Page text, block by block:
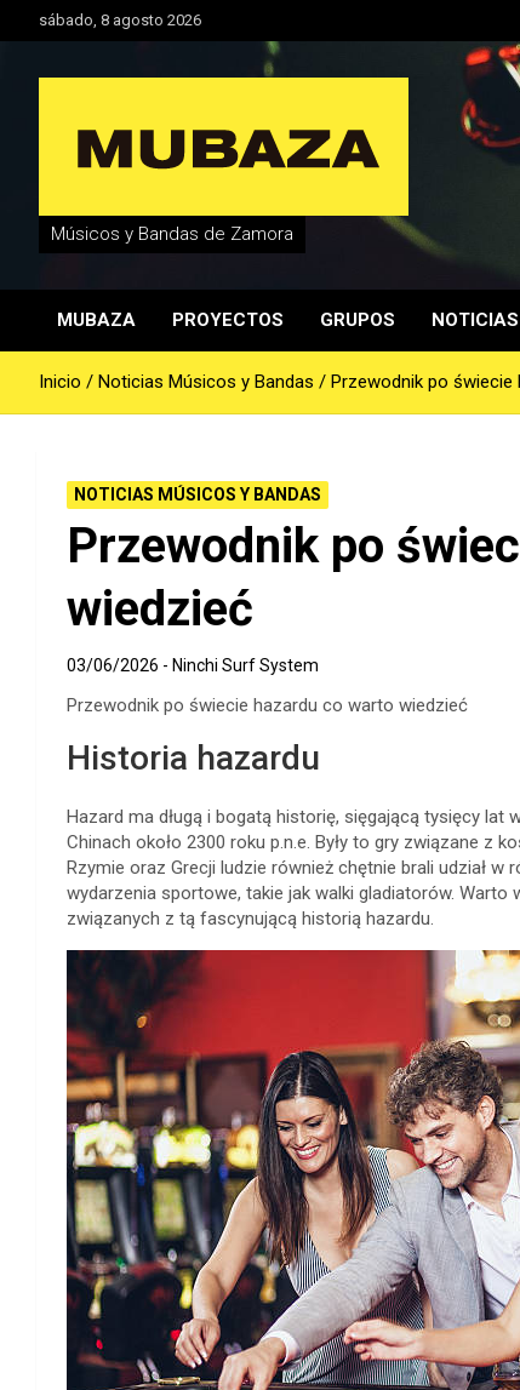
al
sábado, 8 agosto 2026
Músicos y Bandas de Zamora
MUBAZA PROYECTOS GRUPOS
Inicio Noticias Músicos y Bandas Przewodnik po
NOTICIAS MÚSICOS Y BANDAS
Przewodnik po
wiedzieć
03/06/2026 Ninchi Surf System
Przewodnik po świecie hazardu co warto wiedzieć
Historia hazardu
Hazard ma długą i bogatą historię, sięgającą tysięcy
Chinach około 2300 roku p.n.e. Były to gry związane z
Rzymie oraz Grecji ludzie również chętnie brali udział w
wydarzenia sportowe, takie jak walki gladiatorów. Warto
związanych z tą fascynującą historią hazardu.